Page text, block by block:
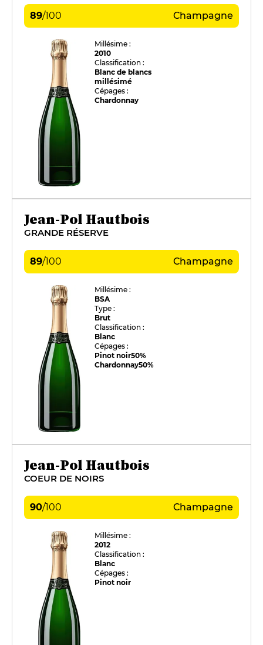
89/100 Champagne
Millésime :
2010
Classification :
Blanc de blancs
millésimé
Cépages :
Chardonnay
Jean-Pol Hautbois
GRANDE RÉSERVE
89/100 Champagne
Millésime :
BSA
Type :
Brut
Classification :
Blanc
Cépages :
Pinot noir50%
Chardonnay50%
Jean-Pol Hautbois
COEUR DE NOIRS
90/100 Champagne
Millésime :
2012
Classification :
Blanc
Cépages :
Pinot noir